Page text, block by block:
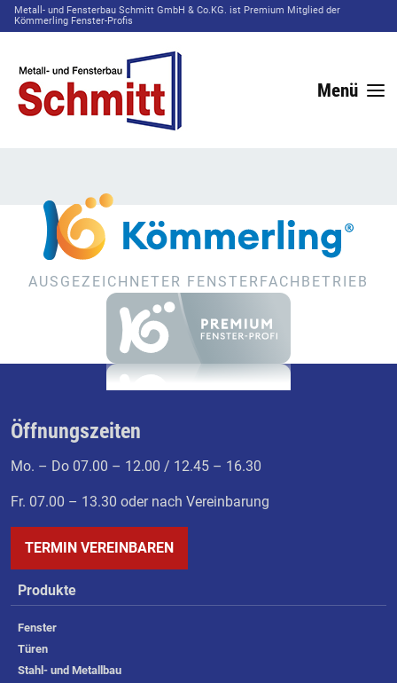
Metall- und Fensterbau Schmitt GmbH & Co.KG. ist Premium Mitglied der
Kömmerling Fenster-Profis
Menü
AUSGEZEICHNETER FENSTERFACHBETRIEB
Öffnungszeiten
Mo. – Do 07.00 – 12.00 / 12.45 – 16.30
Fr. 07.00 – 13.30 oder nach Vereinbarung
TERMIN VEREINBAREN
Produkte
Fenster
Türen
Stahl- und Metallbau